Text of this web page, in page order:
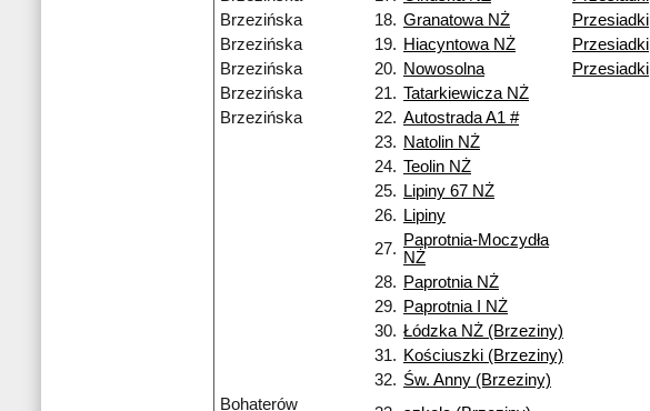
Brzezińska
18. Granatowa NŻ
Przesiadki
Brzezińska
19. Hiacyntowa NŻ
Przesiadki
Brzezińska
20. Nowosolna
Przesiadki
Brzezińska
21. Tatarkiewicza NŻ
Brzezińska
22. Autostrada A1 #
23. Natolin NŻ
24. Teolin NŻ
25.
Lipiny 67 NŻ
26.
Lipiny
27. Paprotnia-Moczydła
NŻ
28. Paprotnia NŻ
29. Paprotnia I NŻ
30. Łódzka NŻ (Brzeziny)
31. Kościuszki (Brzeziny)
32. Św. Anny (Brzeziny)
Bohaterów